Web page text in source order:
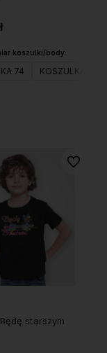
98 KOSZULKA
koszulki/body:
74 KOSZULKA 80
starszym
Do